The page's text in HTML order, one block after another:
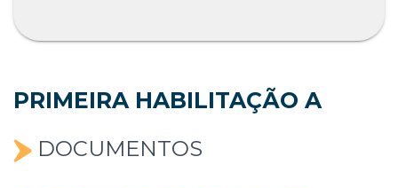
PRIMEIRA HABILITAÇÃO A
DOCUMENTOS